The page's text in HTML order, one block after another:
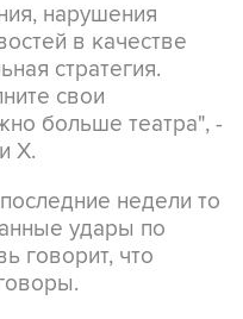
нарушения
в качестве
стратегия.
свои
больше театра", -
X.
недели то
удары по
говорит, что